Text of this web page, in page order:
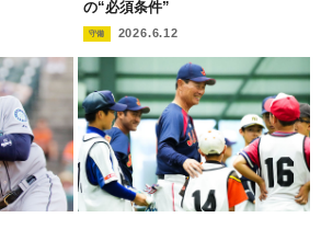
の“必須条件”
守備 2026.6.12